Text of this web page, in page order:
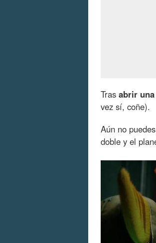
Tras abrir
vez sí, coñe).
Aún no
doble y el